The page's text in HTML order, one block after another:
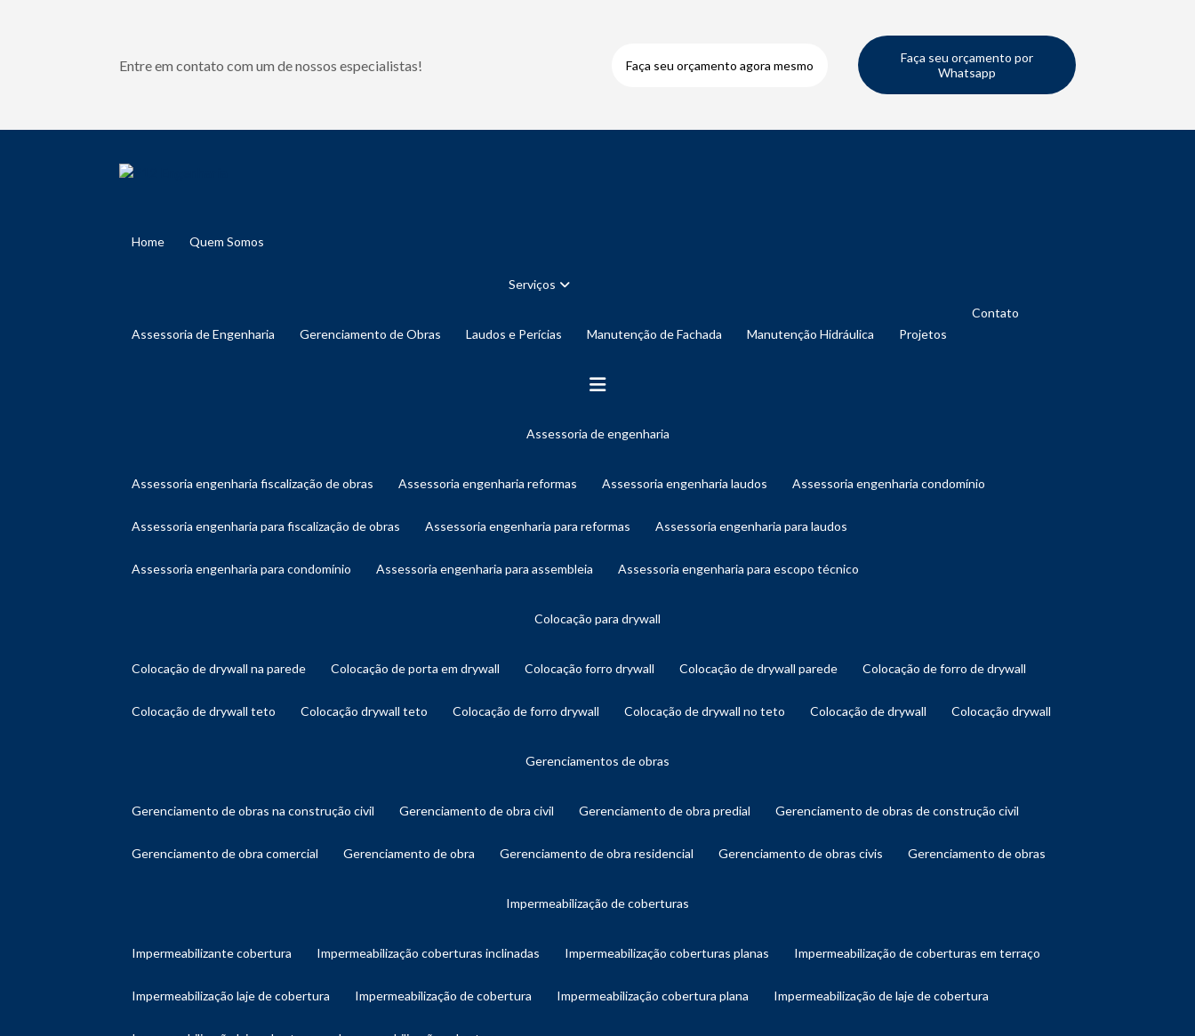
Entre em contato com um de nossos especialistas! Faça seu orçamento agora mesmo
Faça seu orçamento por
Whatsapp
Home Quem Somos
Serviços
Assessoria de Engenharia Gerenciamento de Obras Laudos e Perícias Manutenção de Fachada Manutenção Hidráulica Projetos
Contato
assessoria de engenharia
assessoria engenharia fiscalização de obras assessoria engenharia reformas assessoria engenharia laudos assessoria engenharia condomínio
assessoria engenharia para fiscalização de obras assessoria engenharia para reformas assessoria engenharia para laudos
assessoria engenharia para condomínio assessoria engenharia para assembleia assessoria engenharia para escopo técnico
colocação para drywall
colocação de drywall na parede colocação de porta em drywall colocação forro drywall colocação de drywall parede colocação de forro de drywall
colocação de drywall teto colocação drywall teto colocação de forro drywall colocação de drywall no teto colocação de drywall colocação drywall
gerenciamentos de obras
gerenciamento de obras na construção civil gerenciamento de obra civil gerenciamento de obra predial gerenciamento de obras de construção civil
gerenciamento de obra comercial gerenciamento de obra gerenciamento de obra residencial gerenciamento de obras civis gerenciamento de obras
impermeabilização de coberturas
impermeabilizante cobertura impermeabilização coberturas inclinadas impermeabilização coberturas planas impermeabilização de coberturas em terraço
impermeabilização laje de cobertura impermeabilização de cobertura impermeabilização cobertura plana impermeabilização de laje de cobertura